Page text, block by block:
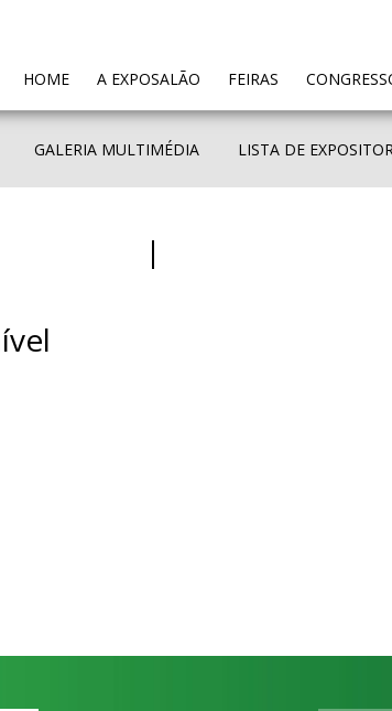
HOME(CURRENT)
A EXPOSALÃO FEIRAS
GALERIA MULTIMÉDIA LISTA DE